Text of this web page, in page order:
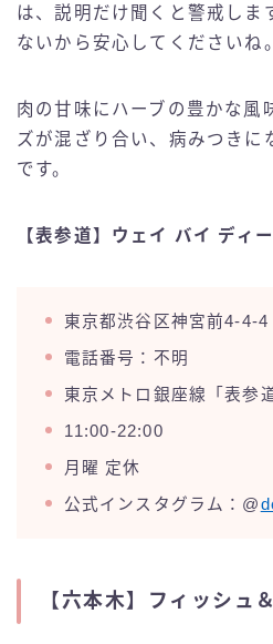
は、説明だけ聞くと警戒しま
ないから安心してくださいね。
肉の甘味にハーブの豊かな風
ズが混ざり合い、病みつきに
です。
【表参道】ウェイ バイ ディ
東京都渋谷区神宮前4-4-
電話番号：不明
東京メトロ銀座線「表参
11:00-22:00
月曜 定休
公式インスタグラム：@
【六本木】フィッシュ